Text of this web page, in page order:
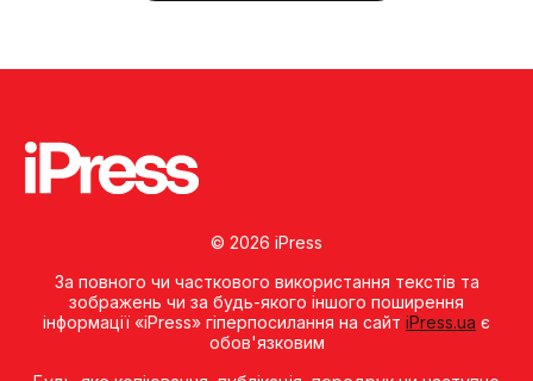
© 2026 iPress
За повного чи часткового використання текстів та
зображень чи за будь-якого іншого поширення
інформації «iPress» гіперпосилання на сайт iPress.ua є
обов'язковим